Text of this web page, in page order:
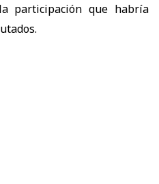
participación que habría